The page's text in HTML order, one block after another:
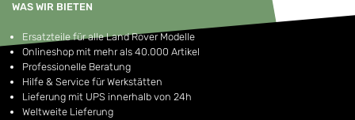
WAS WIR BIETEN
Ersatzteile für alle Land Rover Modelle
Onlineshop mit mehr als 40.000 Artikel
Professionelle Beratung
Hilfe & Service für Werkstätten
Lieferung mit UPS innerhalb von 24h
Weltweite Lieferung